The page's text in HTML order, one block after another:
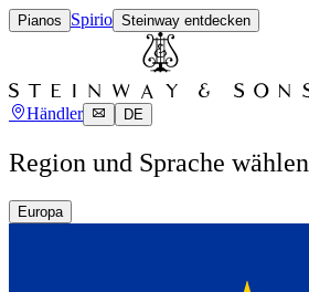
Pianos Spirio Steinway entdecken
Händler DE
Region und Sprache wählen
Europa